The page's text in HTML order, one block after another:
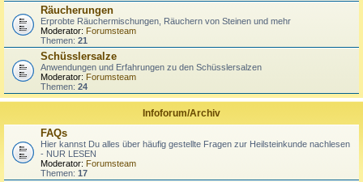
Räucherungen
Erprobte Räuchermischungen, Räuchern von Steinen und mehr
Moderator: Forumsteam
Themen: 21
Schüsslersalze
Anwendungen und Erfahrungen zu den Schüsslersalzen
Moderator: Forumsteam
Themen: 24
Infoforum/Archiv
FAQs
Hier kannst Du alles über häufig gestellte Fragen zur Heilsteinkunde nachlesen
- NUR LESEN
Moderator: Forumsteam
Themen: 17